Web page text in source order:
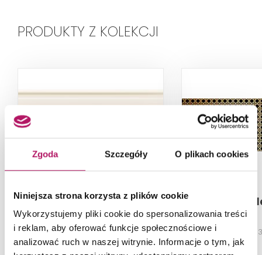
Zgoda Szczegóły O plikach cookies
Niniejsza strona korzysta z plików cookie
Wykorzystujemy pliki cookie do spersonalizowania treści
i reklam, aby oferować funkcje społecznościowe i
analizować ruch w naszej witrynie. Informacje o tym, jak
PRODUKTY Z KOLEKCJI
Tubądzin Timeless
White 3
Listwa ścienna, 16x32,8 cm
Tubądzin
Dekor ścienny,